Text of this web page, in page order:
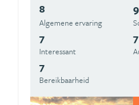
8
Algemene ervaring
9
7
Interessant
7
7
Bereikbaarheid